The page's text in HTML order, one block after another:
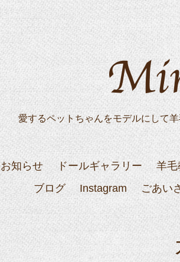
愛するペットちゃんをモデルにして
お知らせ ドールギャラリー 羊毛
ブログ
Instagram ごあい